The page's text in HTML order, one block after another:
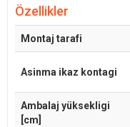
Özellikler
Montaj tarafi
Asinma ikaz kontagi
Ambalaj yüksekligi
[cm]